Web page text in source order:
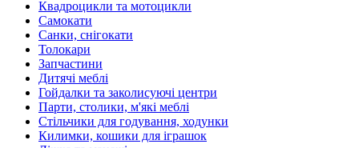
Квадроцикли та мотоцикли
Самокати
Санки, снігокати
Толокари
Запчастини
Дитячі меблі
Гойдалки та заколисуючі центри
Парти, столики, м'які меблі
Стільчики для годування, ходунки
Килимки, кошики для іграшок